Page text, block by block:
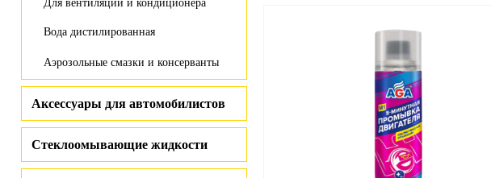
Для вентиляции и кондиционера
Вода дистилированная
Аэрозольные смазки и консерванты
Аксессуары для автомобилистов
Стеклоомывающие жидкости